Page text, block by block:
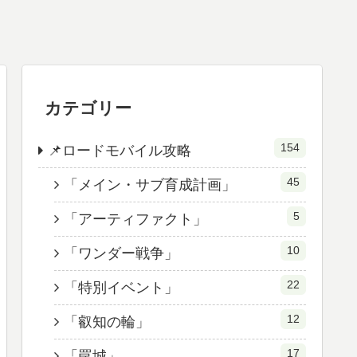
カテゴリー
📌ロードモバイル攻略 154
「メイン・サブ育成計画」 45
「アーティファクト」 5
「ワンダー戦争」 10
「特別イベント」 22
「叡知の輪」 12
17